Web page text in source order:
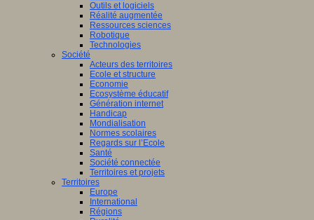
Outils et logiciels
Réalité augmentée
Ressources sciences
Robotique
Technologies
Société
Acteurs des territoires
Ecole et structure
Economie
Ecosystème éducatif
Génération internet
Handicap
Mondialisation
Normes scolaires
Regards sur l’Ecole
Santé
Société connectée
Territoires et projets
Territoires
Europe
International
Régions